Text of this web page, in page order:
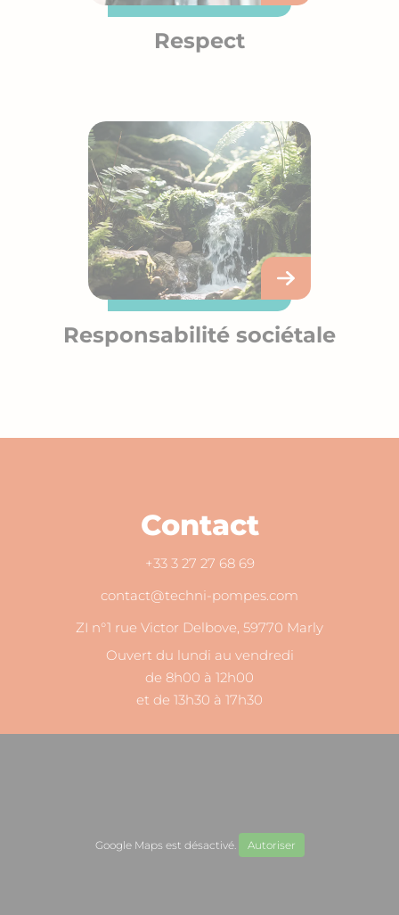
Respect
Responsabilité sociétale
Contact
+33 3 27 27 68 69
contact@techni-pompes.com
ZI n°1 rue Victor Delbove, 59770 Marly
Ouvert du lundi au vendredi
de 8h00 à 12h00
et de 13h30 à 17h30
Google Maps est désactivé. Autoriser